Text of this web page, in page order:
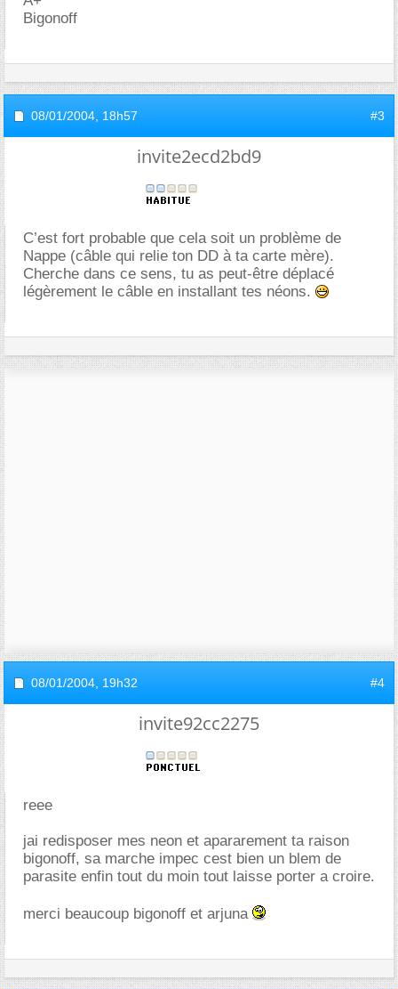
Bigonoff
08/01/2004, 18h57 #3
invite2ecd2bd9
C’est fort probable que cela soit un problème de
Nappe (câble qui relie ton DD à ta carte mère).
Cherche dans ce sens, tu as peut-être déplacé
légèrement le câble en installant tes néons.
08/01/2004, 19h32 #4
invite92cc2275
reee
jai redisposer mes neon et apararement ta raison
bigonoff, sa marche impec cest bien un blem de
parasite enfin tout du moin tout laisse porter a croire.
merci beaucoup bigonoff et arjuna